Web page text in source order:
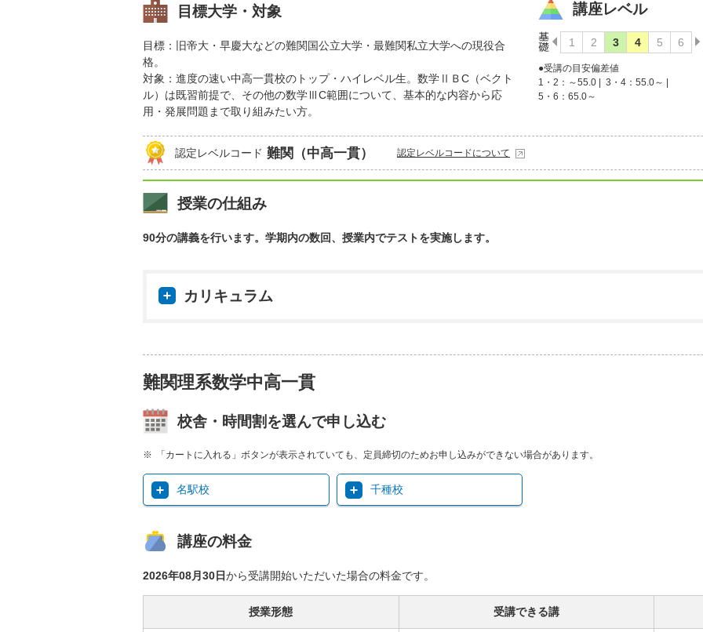
目標大学・対象
目標：旧帝大・早慶大などの難関国公立大学・最難関私立大学への現役合
格。
対象：進度の速い中高一貫校のトップ・ハイレベル生。数学ⅡＢC（ベクト
ル）は既習前提で、その他の数学ⅢC範囲について、基本的な内容から応
用・発展問題まで取り組みたい方。
講座レベル
●受講の目安偏差値
1・2：～55.0 |
3・4：55.0～ |
5・6：65.0～
認定レベルコード 難関（中高一貫） 認定レベルコードについて
授業の仕組み
90分の講義を行います。学期内の数回、授業内でテストを実施します。
カリキュラム
難関理系数学中高一貫
校舎・時間割を選んで申し込む
「カートに入れる」ボタンが表示されていても、定員締切のためお申し込みができない場合があります。
名駅校 千種校
講座の料金
2026年08月30日から受講開始いただいた場合の料金です。
授業形態 受講できる講